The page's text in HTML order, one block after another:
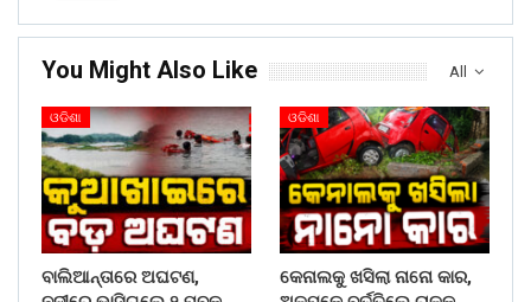
All
You Might Also Like
ଓଡିଶା
ବାଲିଆନ୍ତାରେ ଅଘଟଣ,
ଓଡିଶା
କେନାଲକୁ ଖସିଲା ନାନୋ କାର,